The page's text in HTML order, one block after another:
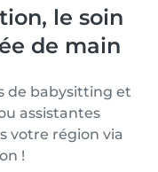
le soin
de main
de babysitting et
assistantes
votre région via
!